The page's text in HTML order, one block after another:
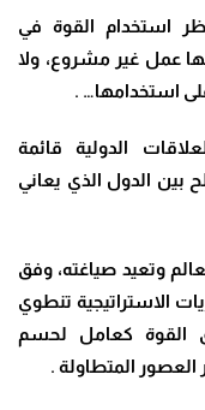
استخدام القوة في
عمل غير مشروع، ولا
استخدامها… .
الدولية قائمة
الدول الذي يعاني
وتعيد صياغته، وفق
الاستراتيجية تنطوي
القوة كعامل لحسم
العصور المتطاولة .